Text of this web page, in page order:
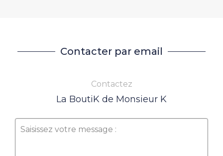
Contacter par email
Contactez
La BoutiK de Monsieur K